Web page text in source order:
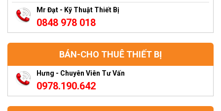
Mr Đạt - Kỹ Thuật Thiết Bị
0848 978 018
BÁN-CHO THUÊ THIẾT BỊ
Hưng - Chuyên Viên Tư Vấn
0978.190.642